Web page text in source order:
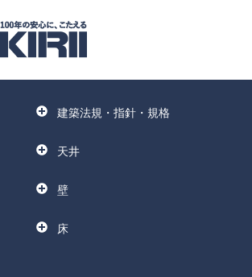
建築法規・指針・規格
天井
壁
床